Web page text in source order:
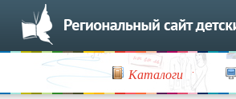
Каталоги